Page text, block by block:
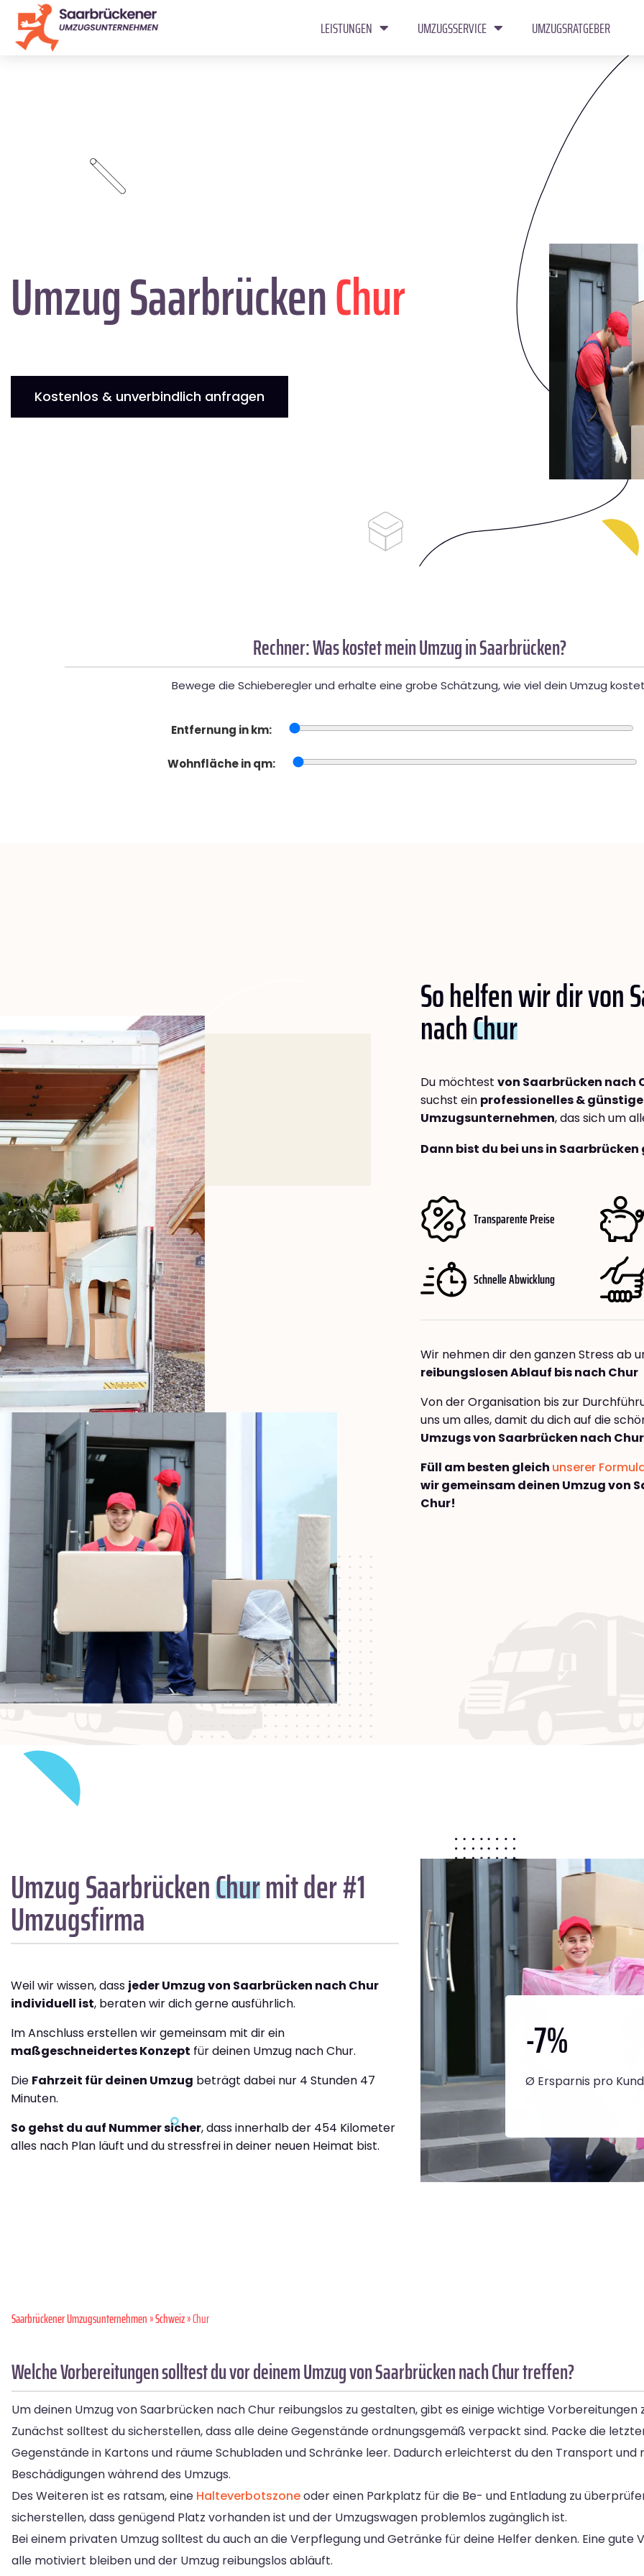
LEISTUNGEN UMZUGSSERVICE UMZUGSRATGEBER
Umzug SaarbrückenChur
Kostenlos & unverbindlich anfragen
Rechner: Was kostet mein Umzug in Saarbrücken?
Bewege die Schieberegler und erhalte eine grobe Schätzung, wie viel dein Umzug
Entfernung in km:
Wohnfläche in qm:
So helfen wir dir von
nachChur
Du möchtest von Saarbrücken nach
suchst ein professionelles &
Umzugsunternehmen, das sich um
Dann bist du bei uns in
Transparente Preise
Schnelle Abwicklung
Wir nehmen dir den ganzen Stress ab
reibungslosen Ablauf bis nach Chur
Von der Organisation bis zur
uns um alles, damit du dich auf die
Umzugs von Saarbrücken nach Chur
Füll am besten gleich unserer
wir gemeinsam deinen Umzug von
Chur!
Umzug SaarbrückenChurmit der #1
Umzugsfirma
Weil wir wissen, dass jeder Umzug von Saarbrücken nach Chur
individuell ist, beraten wir dich gerne ausführlich.
Im Anschluss erstellen wir gemeinsam mit dir ein
maßgeschneidertes Konzept für deinen Umzug nach Chur.
Die Fahrzeit für deinen Umzug beträgt dabei nur 4 Stunden 47
Minuten.
So gehst du auf Nummer sicher, dass innerhalb der 454 Kilometer
alles nach Plan läuft und du stressfrei in deiner neuen Heimat bist.
-7%
Ø Ersparnis pro
Saarbrückener Umzugsunternehmen»Schweiz» Chur
Welche Vorbereitungen solltest du vor deinem Umzug von Saarbrücken nach Chur treffen?
Um deinen Umzug von Saarbrücken nach Chur reibungslos zu gestalten, gibt es einige wichtige Vorbereitungen
Zunächst solltest du sicherstellen, dass alle deine Gegenstände ordnungsgemäß verpackt sind. Packe die
Gegenstände in Kartons und räume Schubladen und Schränke leer. Dadurch erleichterst du den Transport und
Beschädigungen während des Umzugs.
Des Weiteren ist es ratsam, eine Halteverbotszoneoder einen Parkplatz für die Be- und Entladung zu
sicherstellen, dass genügend Platz vorhanden ist und der Umzugswagen problemlos zugänglich ist.
Bei einem privaten Umzug solltest du auch an die Verpflegung und Getränke für deine Helfer denken. Eine gute
alle motiviert bleiben und der Umzug reibungslos abläuft.